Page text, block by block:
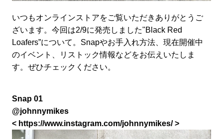
いつもオンラインストアをご覧いただきありがとうご
ざいます。今回は2/9に発売しました"Black Red
Loafers”について。Snapやお手入れ方法、現在開催中
のイベント、リストック情報などをお伝えいたしま
す。ぜひチェックください。
Snap 01
@johnnymikes
< https://www.instagram.com/johnnymikes/>